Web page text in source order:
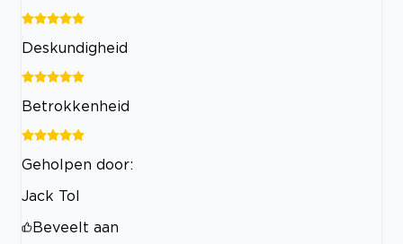
Deskundigheid
Betrokkenheid
Geholpen door:
Jack Tol
Beveelt aan